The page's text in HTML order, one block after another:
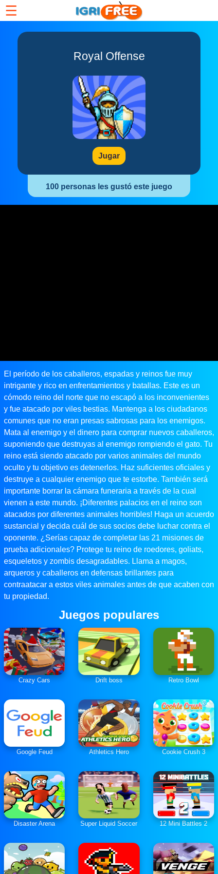
☰
Royal Offense
Jugar
100 personas les gustó este juego
El período de los caballeros, espadas y reinos fue muy
intrigante y rico en enfrentamientos y batallas. Este es un
cómodo reino del norte que no escapó a los inconvenientes
y fue atacado por viles bestias. Mantenga a los ciudadanos
comunes que no eran presas sabrosas para los enemigos.
Mata al enemigo y el dinero para comprar nuevos caballeros,
suponiendo que destruyas al enemigo rompiendo el gato. Tu
reino está siendo atacado por varios animales del mundo
oculto y tu objetivo es detenerlos. Haz suficientes oficiales y
destruye a cualquier enemigo que te estorbe. También será
importante borrar la cámara funeraria a través de la cual
vienen a este mundo. ¡Diferentes palacios en el reino son
atacados por diferentes animales horribles! Haga un acuerdo
sustancial y decida cuál de sus socios debe luchar contra el
oponente. ¿Serías capaz de completar las 21 misiones de
prueba adicionales? Protege tu reino de roedores, goliats,
esqueletos y zombis desagradables. Llama a magos,
arqueros y caballeros en defensas brillantes para
contraatacar a estos viles animales antes de que acaben con
tu propiedad.
Juegos populares
Crazy Cars Drift boss Retro Bowl
Google Feud Athletics Hero Cookie Crush 3
Disaster Arena Super Liquid Soccer 12 Mini Battles 2